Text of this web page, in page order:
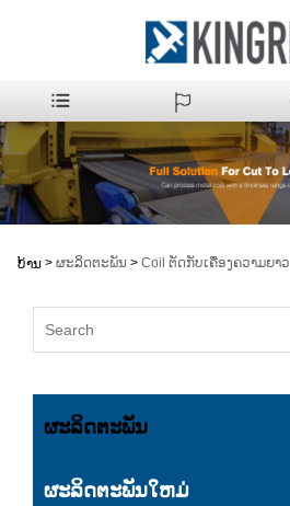
ບ້ານ > ຜະລິດຕະພັນ > Coil ຕັດກັບເຄື່ອງຄວາມຍາວ
ຜະລິດຕະພັນ
ຜະລິດຕະພັນໃຫມ່